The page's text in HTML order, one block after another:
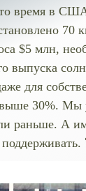
время в США
70
$5 млн,
выпуска
для
30%. Мы
раньше. А